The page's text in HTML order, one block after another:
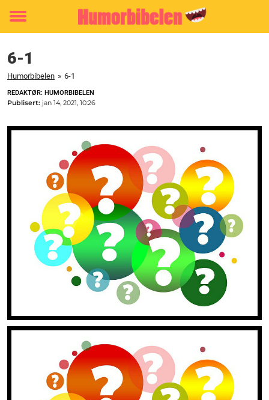
Toggle
6-1
Humorbibelen » 6-1
REDAKTØR: HUMORBIBELEN
Publisert: jan 14, 2021, 10:26